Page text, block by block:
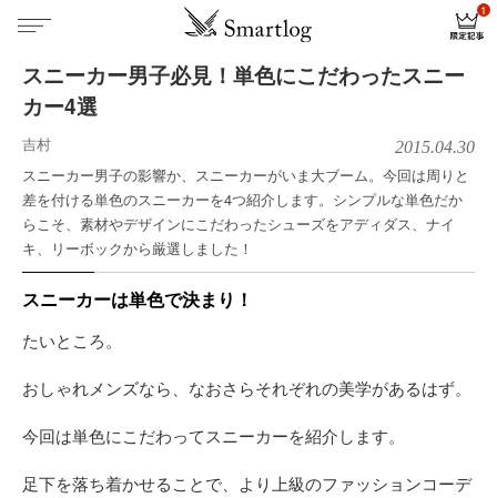
スニーカー男子必見！単色にこだわったスニー
カー4選
吉村 2015.04.30
スニーカー男子の影響か、スニーカーがいま大ブーム。今回は周りと
差を付ける単色のスニーカーを4つ紹介します。シンプルな単色だか
らこそ、素材やデザインにこだわったシューズをアディダス、ナイ
キ、リーボックから厳選しました！
スニーカーは単色で決まり！
たいところ。
おしゃれメンズなら、なおさらそれぞれの美学があるはず。
今回は単色にこだわってスニーカーを紹介します。
足下を落ち着かせることで、より上級のファッションコーデ